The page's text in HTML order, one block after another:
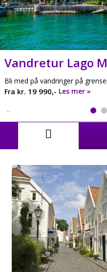
Vandretur Lago
Bli med på vandringer på
Fra kr. 19 990,- Les mer